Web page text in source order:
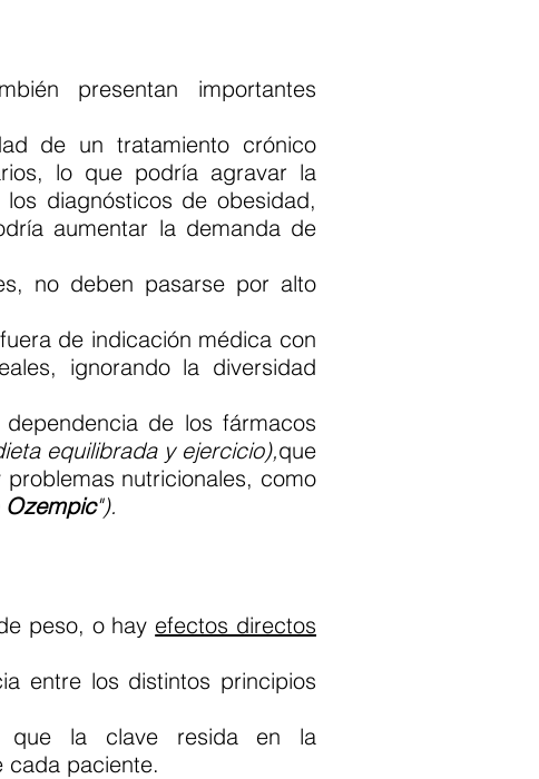
presentan importantes
de un tratamiento crónico
lo que podría agravar la
diagnósticos de obesidad,
aumentar la demanda de
no deben pasarse por alto
de indicación médica con
ignorando la diversidad
de los fármacos
equilibrada y ejercicio),que
nutricionales, como
Ozempic").
peso, o hay efectos directos
entre los distintos principios
que la clave resida en la
cada paciente.